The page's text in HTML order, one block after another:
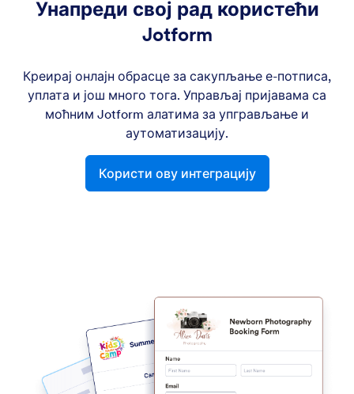
Унапреди свој рад користећи
Jotform
Креирај онлајн обрасце за сакупљање е-потписа,
уплата и још много тога. Управљај пријавама са
моћним Jotform алатима за упгрављање и
аутоматизацију.
Користи ову интеграцију